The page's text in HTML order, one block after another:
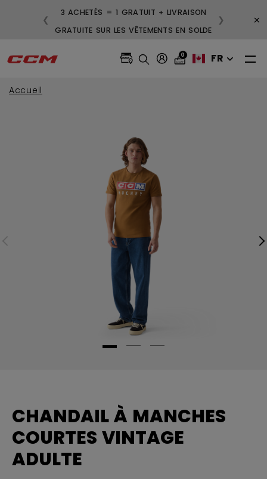
3 ACHETÉS = 1 GRATUIT + LIVRAISON
GRATUITE SUR LES VÊTEMENTS EN SOLDE
❮ ❯ ×
0 FR
Accueil
CHANDAIL À MANCHES
COURTES VINTAGE
ADULTE